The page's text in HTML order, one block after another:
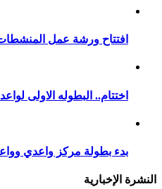
افتتاح ورشة عمل المنشطات بمشاركة 140
اختتام.. البطوله الاولى
بدء بطولة مركز واعدي
النشرة الإخبارية